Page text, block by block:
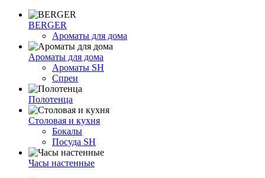
BERGER
Ароматы для дома
Ароматы для дома
Ароматы SH
Спреи
Полотенца
Столовая и кухня
Бокалы
Посуда SH
Часы настенные